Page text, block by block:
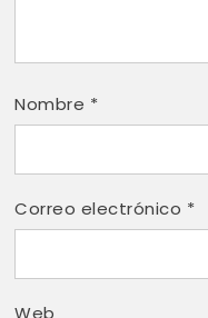
Nombre *
Correo electrónico *
Web